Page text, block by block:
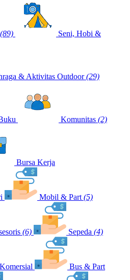
(89) Seni, Hobi &
& Aktivitas Outdoor (29)
Komunitas (2)
Bursa Kerja
Mobil & Part (5)
(6) Sepeda (4)
Bus & Part